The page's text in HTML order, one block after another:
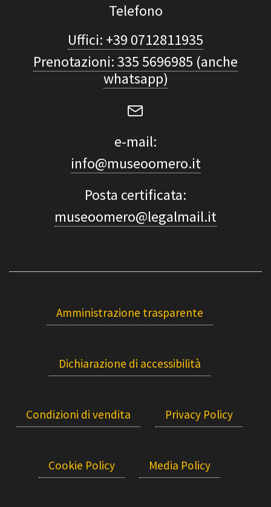
Telefono
Uffici: +39 0712811935
Prenotazioni: 335 5696985 (anche
whatsapp)
e-mail:
info@museoomero.it
Posta certificata:
museoomero@legalmail.it
Amministrazione trasparente
Dichiarazione di accessibilità
Condizioni di vendita Privacy Policy
Cookie Policy Media Policy